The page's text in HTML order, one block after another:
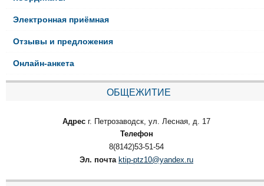
Электронная приёмная
Отзывы и предложения
Онлайн-анкета
ОБЩЕЖИТИЕ
Адрес г. Петрозаводск, ул. Лесная, д. 17
Телефон
8(8142)53-51-54
Эл. почта ktip-ptz10@yandex.ru